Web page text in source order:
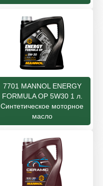
7701 MANNOL ENERGY
FORMULA OP 5W30 1 л.
Синтетическое моторное
масло